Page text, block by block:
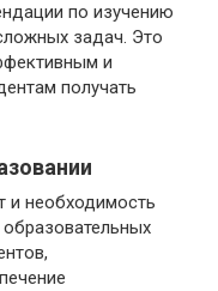
по изучению
задач. Это
и
получать
и необходимость